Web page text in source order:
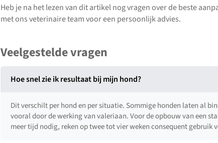
Heb je na het lezen van dit artikel nog vragen over de beste
met ons veterinaire team voor een persoonlijk advies.
Veelgestelde vragen
Hoe snel zie ik resultaat bij mijn hond?
Dit verschilt per hond en per situatie. Sommige honden laten al
vooral door de werking van valeriaan. Voor de opbouw van een
meer tijd nodig, reken op twee tot vier weken consequent gebruik